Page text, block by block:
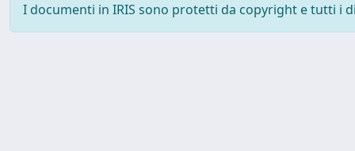
I documenti in IRIS sono protetti da copyright e tutti i